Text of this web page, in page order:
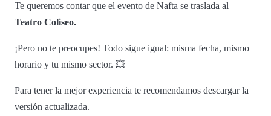
Te queremos contar que el evento de Nafta se traslada al
Teatro Coliseo.
¡Pero no te preocupes! Todo sigue igual: misma fecha, mismo
horario y tu mismo sector. 💥
Para tener la mejor experiencia te recomendamos descargar la
versión actualizada.